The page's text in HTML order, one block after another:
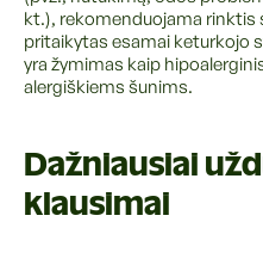
kt.), rekomenduojama rinktis
pritaikytas esamai keturkojo
yra žymimas kaip
alergiškiems šunims.
Dažniausiai
klausimai